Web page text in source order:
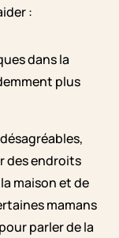
:
dans la
plus
des endroits
maison et de
mamans
parler de la